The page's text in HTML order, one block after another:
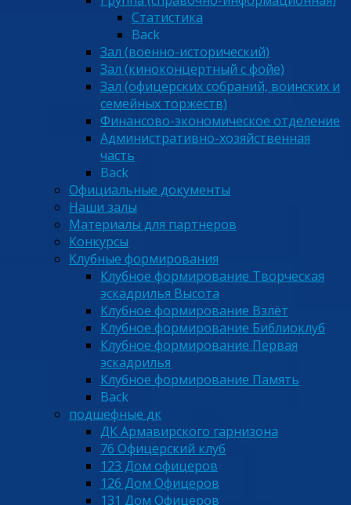
Статистика
Back
Зал (военно-исторический)
Зал (киноконцертный с фойе)
Зал (офицерских собраний, воинских и
семейных торжеств)
Финансово-экономическое отделение
Административно-хозяйственная
часть
Back
Официальные документы
Наши залы
Материалы для партнеров
Конкурсы
Клубные формирования
Клубное формирование Творческая
эскадрилья Высота
Клубное формирование Взлёт
Клубное формирование Библиоклуб
Клубное формирование Первая
эскадрилья
Клубное формирование Память
Back
подшефные дк
ДК Армавирского гарнизона
76 Офицерский клуб
123 Дом офицеров
126 Дом Офицеров
131 Дом Офицеров